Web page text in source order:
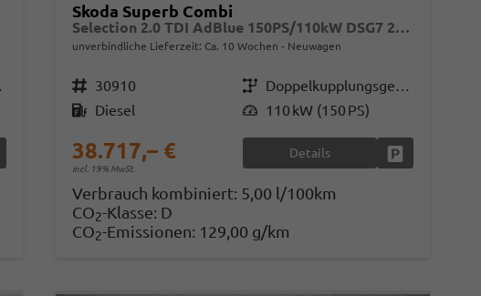
Fahrzeug parken
Skoda Superb Combi
Selection 2.0 TDI AdBlue 150PS/110kW DSG7 2026
unverbindliche Lieferzeit: Ca. 10 Wochen Neuwagen
Fahrzeugnr. 30910 Getriebe
Doppelkupplungsgetriebe (DSG)
Kraftstoff Diesel Leistung 110 kW (150 PS)
38.717,– €
incl. 19% MwSt.
Details
Verbrauch kombiniert: 5,00 l/100km
CO2-Klasse: D
CO2-Emissionen: 129,00 g/km